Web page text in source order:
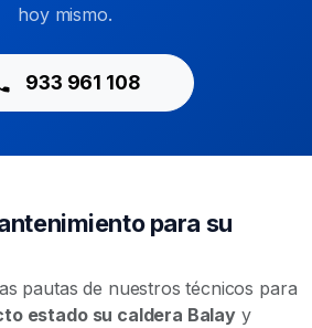
hoy mismo.
933 961 108
para su
pautas de nuestros técnicos para
estado su caldera Balayy